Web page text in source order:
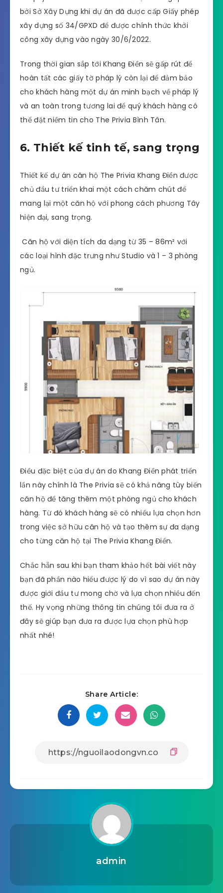
bởi Sở Xây Dựng khi dự án đã được cấp Giấy phép
xây dựng số 34/GPXD để được chính thức khởi
công xây dựng vào ngày 30/6/2022.
Trong thời gian sắp tới Khang Điền sẽ gấp rút để
hoàn tất các giấy tờ pháp lý còn lại để đảm bảo
cho khách hàng một dự án minh bạch về pháp lý
và an toàn trong tương lai để quý khách hàng có
thể đặt niềm tin cho The Privia Bình Tân.
6. Thiết kế tinh tế, sang trọng
Thiết kế dự án căn hộ The Privia Khang Điền được
chủ đầu tư triển khai một cách chăm chút để
mang lại một căn hộ với phong cách phương Tây
hiện đại, sang trọng.
Căn hộ với diện tích đa dạng từ 35 – 86m² với
các loại hình đặc trưng như Studio và 1 – 3 phòng
ngủ.
Điều đặc biệt của dự án do Khang Điền phát triển
lần này chính là The Privia sẽ có khả năng tùy biến
căn hộ để tăng thêm một phòng ngủ cho khách
hàng. Từ đó khách hàng sẽ có nhiều lựa chọn hơn
trong việc sở hữu căn hộ và tạo thêm sự đa dạng
cho từng căn hộ tại The Privia Khang Điền.
Chắc hẵn sau khi bạn tham khảo hết bài viết này
bạn đã phần nào hiểu được lý do vì sao dự án này
được giới đầu tư mong chờ và lựa chọn nhiều đến
thế. Hy vọng những thông tin chúng tôi đưa ra ở
đây sẽ giúp bạn đưa ra được lựa chọn phù hợp
nhất nhé!
Share Article:
admin